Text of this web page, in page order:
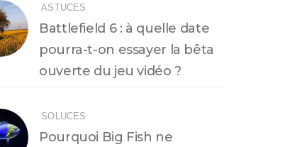
ASTUCES
Battlefield 6 : à quelle date
pourra-t-on essayer la bêta
ouverte du jeu vidéo ?
SOLUCES
Pourquoi Big Fish ne